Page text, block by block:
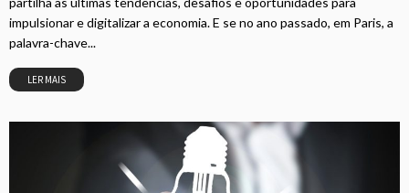
impulsionar e digitalizar a economia. E se no ano passado, em Paris, a
palavra-chave...
LER MAIS